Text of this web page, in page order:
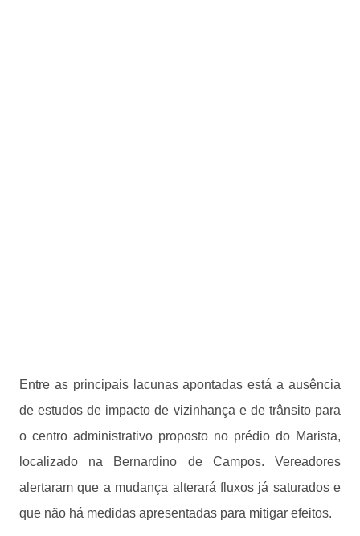
Entre as principais lacunas apontadas está a ausência
de estudos de impacto de vizinhança e de trânsito para
o centro administrativo proposto no prédio do Marista,
localizado na Bernardino de Campos. Vereadores
alertaram que a mudança alterará fluxos já saturados e
que não há medidas apresentadas para mitigar efeitos.